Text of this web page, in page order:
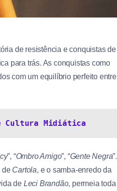
de resistência e conquistas de
para trás. As conquistas como
com um equilíbrio perfeito entre
e Cultura Midiática
”, “Ombro Amigo”, “Gente Negra”.
de Cartola, e o samba-enredo da
de Leci Brandão, permeia toda